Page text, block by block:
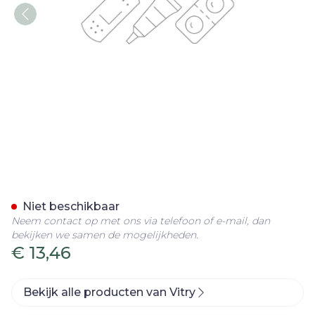
€ 13,46
Niet beschikbaar
Neem contact op met ons via telefoon of e-mail, dan
bekijken we samen de mogelijkheden.
Bekijk alle producten van Vitry